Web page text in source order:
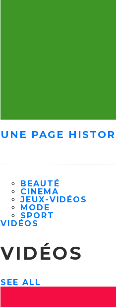
UNE PAGE
BEAUTÉ
CINEMA
JEUX-VIDÉOS
MODE
SPORT
VIDÉOS
VIDÉOS
SEE ALL